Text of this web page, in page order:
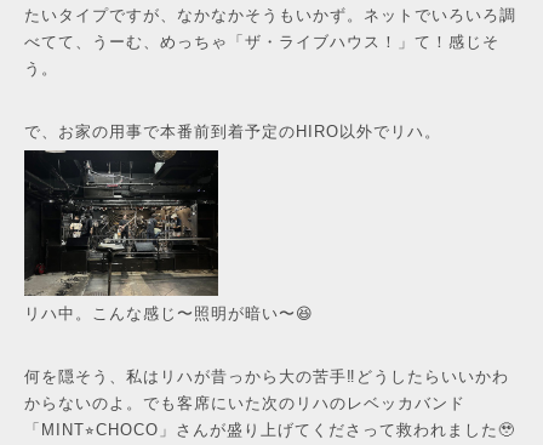
たいタイプですが、なかなかそうもいかず。ネットでいろいろ調
べてて、うーむ、めっちゃ「ザ・ライブハウス！」て！感じそ
う。
で、お家の用事で本番前到着予定のHIRO以外でリハ。
リハ中。こんな感じ〜照明が暗い〜😆
何を隠そう、私はリハが昔っから大の苦手‼️どうしたらいいかわ
からないのよ。でも客席にいた次のリハのレベッカバンド
「MINT⭐︎CHOCO」さんが盛り上げてくださって救われました🥹